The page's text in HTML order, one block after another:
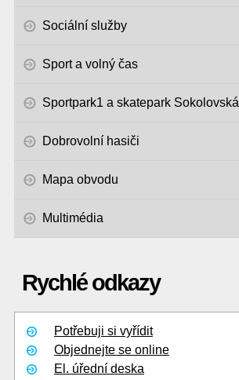
Sociální služby
Sport a volný čas
Sportpark1 a skatepark Sokolovská
Dobrovolní hasiči
Mapa obvodu
Multimédia
Rychlé odkazy
Potřebuji si vyřídit
Objednejte se online
El. úřední deska